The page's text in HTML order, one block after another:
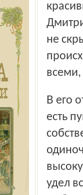
не
всеми,
В его отповеди Татьяне – «учитесь властвовать собою» –
есть
удел